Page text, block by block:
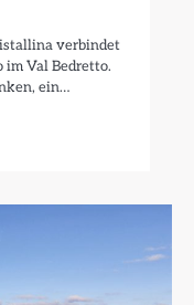
verbindet
im Val Bedretto.
ein…